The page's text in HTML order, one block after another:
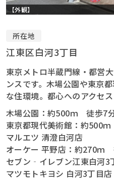
【外観】
所在地
江東区白河3丁目
東京メトロ半蔵門線・都営
ンスです。木場公園や東京
な住環境。都心へのアクセ
木場公園：約500ｍ 徒歩7
東京都現代美術館：約500
マルエツ 清澄白河店
オーケー 平野店：約270ｍ
セブン‐イレブン江東白河
マツモトキヨシ 白河3丁目